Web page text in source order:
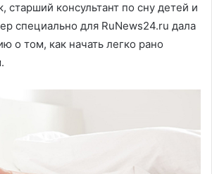
старший консультант по сну детей и
специально для RuNews24.ru дала
о том, как начать легко рано